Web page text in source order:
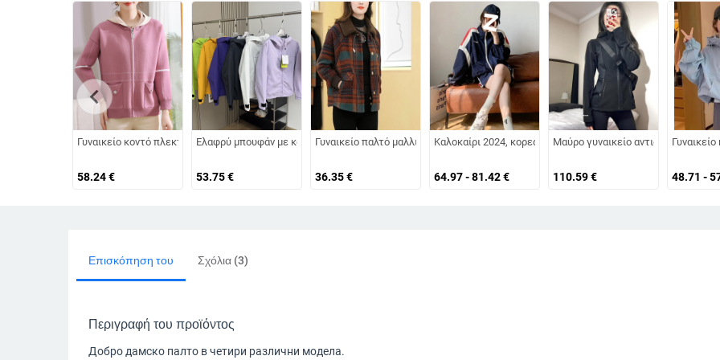
Γυναικείο κοντό πλεκτό ζακετάκι με κουκούλα, φλοράλ μοτίβ, στρογγυλή λαιμόκοψη, μακριά μανίκια, κανονική γραμμή, πολυεστέρας,
58.24€
Ελαφρύ μπουφάν με κουκούλα από soft-shell σε απόχρωση Ντοπαμίνη, ανθεκτικό στον άνεμο και στο νερό, για
53.75€
Γυναικείο παλτό μαλλιού με καρό, χοντρό, μεσαίου μήκους, τετράγωνη λαιμόκοψη,
36.35€
Καλοκαίρι 2024, κορεατικό στυλ, άνετη γραμμή, δύο
64.97 - 81.42€
Μαύρο γυναικείο αντιανεμικό
110.59€ 48.71 -
chevron_left
Επισκόπηση του Σχόλια (3)
Περιγραφή του προϊόντος
Добро дамско палто в четири различни модела.